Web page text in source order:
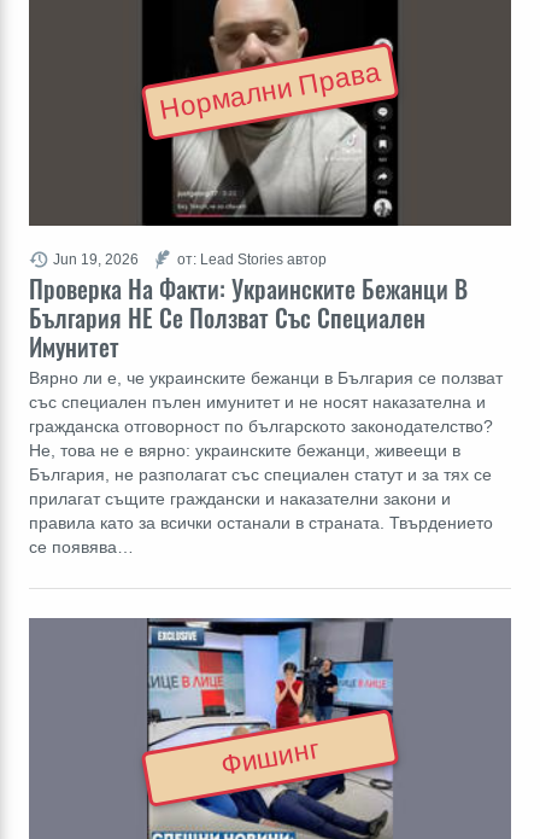
Проверка На Факти: Украинските Бежанци В
България НЕ Се Ползват Със Специален
Имунитет
Вярно ли е, че украинските бежанци в България се ползват
със специален пълен имунитет и не носят наказателна и
гражданска отговорност по българското законодателство?
Не, това не е вярно: украинските бежанци, живеещи в
България, не разполагат със специален статут и за тях се
прилагат същите граждански и наказателни закони и
правила като за всички останали в страната. Твърдението
се появява…
Jun 19, 2026 от: Lead Stories автор
Нормални Права
Фишинг